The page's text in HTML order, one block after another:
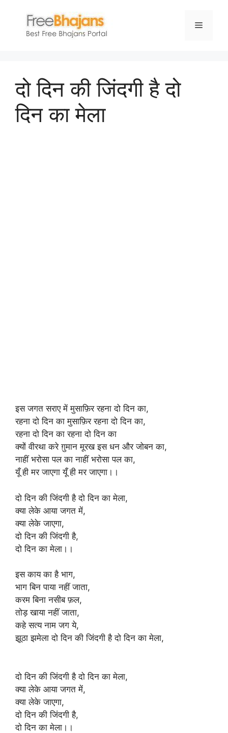
content
Menu
दो दिन की जिंदगी है दो
दिन का मेला
इस जगत सराए में मुसाफ़िर रहना दो दिन का,
रहना दो दिन का मुसाफ़िर रहना दो दिन का,
रहना दो दिन का रहना दो दिन का
क्यों वीरथा करे ग़ुमान मूरख इस धन और जोबन का,
नाहीं भरोसा पल का नाहीं भरोसा पल का,
यूँ ही मर जाएगा यूँ ही मर जाएगा।।
दो दिन की जिंदगी है दो दिन का मेला,
क्या लेके आया जगत में,
क्या लेके जाएगा,
दो दिन की जिंदगी है,
दो दिन का मेला।।
इस काय का है भाग,
भाग बिन पाया नहीं जाता,
करम बिना नसीब फ़ल,
तोड़ खाया नहीं जाता,
कहे सत्य नाम जग ये,
झूठा झमेला दो दिन की जिंदगी है दो दिन का मेला,
दो दिन की जिंदगी है दो दिन का मेला,
क्या लेके आया जगत में,
क्या लेके जाएगा,
दो दिन की जिंदगी है,
दो दिन का मेला।।